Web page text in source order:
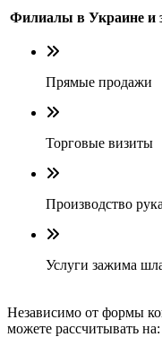
Филиалы в Украине и
Прямые продажи
Торговые визиты
Производство
Услуги зажима
Независимо от формы
можете рассчитывать на: